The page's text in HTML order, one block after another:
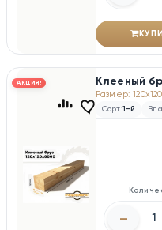
АКЦИЯ! Клееный
Размер:
Сорт:1-й
–